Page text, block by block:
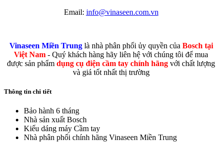
Email: info@vinaseen.com.vn
Vinaseen Miền Trunglà nhà phân phối ủy quyền của Bosch tại
Việt Nam - Quý khách hàng hãy liên hệ với chúng tôi để mua
được sản phẩm dụng cụ điện cầm tay chính hãng với chất lượng
và giá tốt nhất thị trường
Thông tin chi tiết
Bảo hành 6 tháng
Nhà sản xuất Bosch
Kiếu dáng máy Cầm tay
Nhà phân phối chính hãng Vinaseen Miền Trung